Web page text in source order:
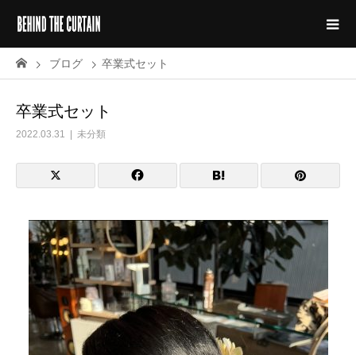
ブログ 卒業式セット
卒業式セット
2022.03.31 未分類